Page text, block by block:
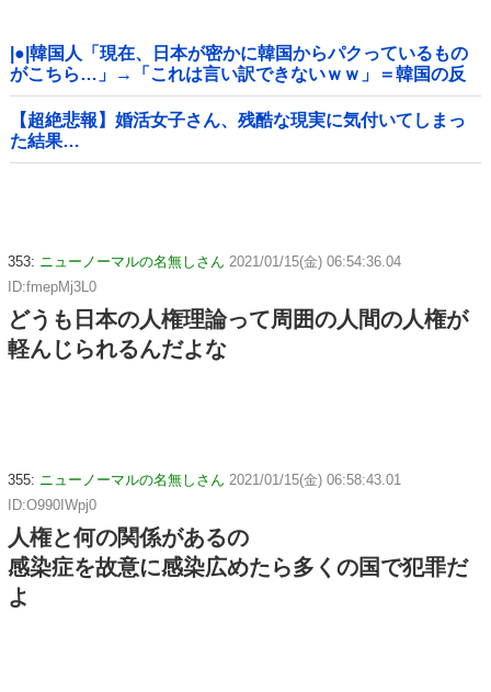
|●|韓国人「現在、日本が密かに韓国からパクっているもの
がこちら…」→「これは言い訳できないｗｗ」＝韓国の反
応
【超絶悲報】婚活女子さん、残酷な現実に気付いてしまっ
た結果…
353: ニューノーマルの名無しさん 2021/01/15(金) 06:54:36.04
ID:fmepMj3L0
どうも日本の人権理論って周囲の人間の人権が
軽んじられるんだよな
355: ニューノーマルの名無しさん 2021/01/15(金) 06:58:43.01
ID:O990IWpj0
人権と何の関係があるの
感染症を故意に感染広めたら多くの国で犯罪だ
よ